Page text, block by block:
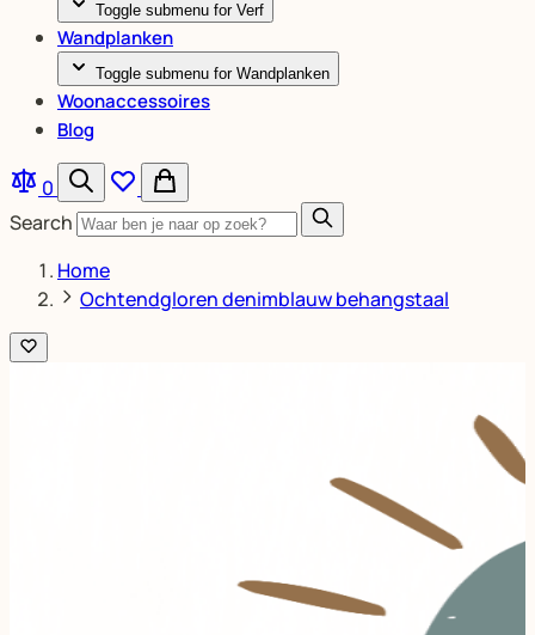
Toggle submenu for Verf
Wandplanken
Toggle submenu for Wandplanken
Woonaccessoires
Blog
0
Search
Home
Ochtendgloren denimblauw behangstaal